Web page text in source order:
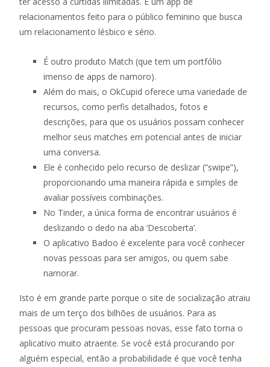
relacionamentos feito para o público feminino que busca
um relacionamento lésbico e sério.
É outro produto Match (que tem um portfólio
imenso de apps de namoro).
Além do mais, o OkCupid oferece uma variedade de
recursos, como perfis detalhados, fotos e
descrições, para que os usuários possam conhecer
melhor seus matches em potencial antes de iniciar
uma conversa.
Ele é conhecido pelo recurso de deslizar (“swipe”),
proporcionando uma maneira rápida e simples de
avaliar possíveis combinações.
No Tinder, a única forma de encontrar usuários é
deslizando o dedo na aba ‘Descoberta’.
O aplicativo Badoo é excelente para você conhecer
novas pessoas para ser amigos, ou quem sabe
namorar.
Isto é em grande parte porque o site de socialização atraiu
mais de um terço dos bilhões de usuários. Para as
pessoas que procuram pessoas novas, esse fato torna o
aplicativo muito atraente. Se você está procurando por
alguém especial, então a probabilidade é que você tenha